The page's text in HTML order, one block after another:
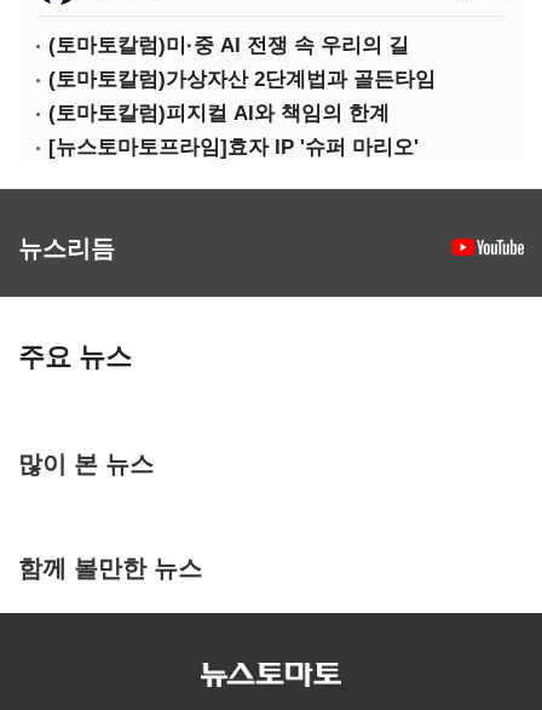
(토마토칼럼)미·중 AI 전쟁 속 우리의 길
(토마토칼럼)가상자산 2단계법과 골든타임
(토마토칼럼)피지컬 AI와 책임의 한계
[뉴스토마토프라임]효자 IP '슈퍼 마리오'
뉴스리듬
주요 뉴스
많이 본 뉴스
함께 볼만한 뉴스